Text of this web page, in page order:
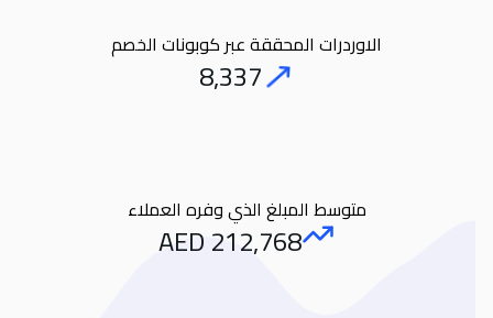
الاوردرات المحققة عبر كوبونات الخصم
Orders
8,337
متوسط المبلغ الذي وفره العملاء
Amount Saved
212,768
AED